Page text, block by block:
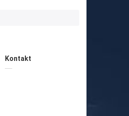
Kontakt